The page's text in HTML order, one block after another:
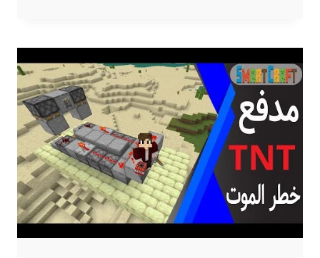
الضفادع
المضيء
بشكل
تلقائي
في
ماين
كرافت
الجوال
#SMARTCRAFT